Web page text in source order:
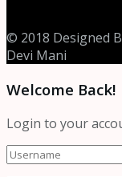
© 2018 Designed
Devi Mani
Welcome Back!
Login to your